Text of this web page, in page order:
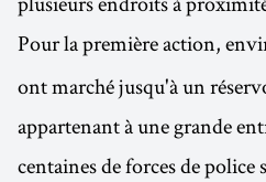
Pour la première action,
ont marché jusqu'à un
appartenant à une grande
centaines de forces de police